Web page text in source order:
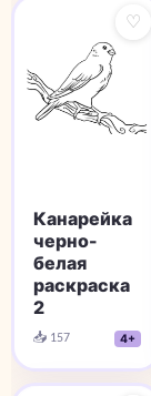
♡
Канарейка
черно-
белая
раскраска
2
📥 157 4+